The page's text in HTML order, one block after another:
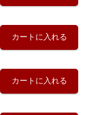
カートに入れる
カートに入れる